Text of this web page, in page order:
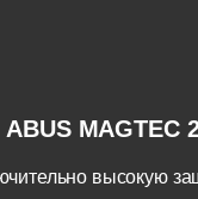
MAGTEC
высокую